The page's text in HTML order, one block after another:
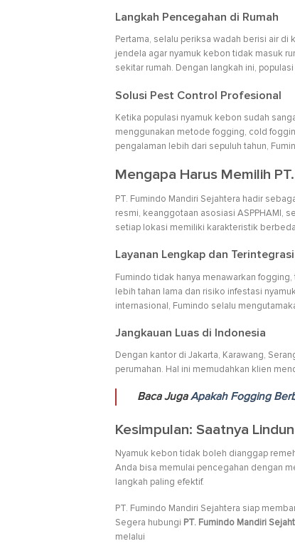
Langkah Pencegahan di Rumah
Pertama, selalu periksa wadah berisi air di
jendela agar nyamuk kebon tidak masuk
sekitar rumah. Dengan langkah ini,
Solusi Pest Control Profesional
Ketika populasi nyamuk kebon sudah
menggunakan metode fogging, cold
pengalaman lebih dari sepuluh tahun,
Mengapa Harus Memilih
PT. Fumindo Mandiri Sejahtera hadir
resmi, keanggotaan asosiasi ASPPHAMI,
setiap lokasi memiliki karakteristik
Layanan Lengkap dan Terintegrasi
Fumindo tidak hanya menawarkan
lebih tahan lama dan risiko infestasi
internasional, Fumindo selalu
Jangkauan Luas di Indonesia
Dengan kantor di Jakarta, Karawang,
perumahan. Hal ini memudahkan klien
Baca JugaApakah Fogging
Kesimpulan: Saatnya
Nyamuk kebon tidak boleh dianggap
Anda bisa memulai pencegahan dengan
langkah paling efektif.
PT. Fumindo Mandiri Sejahtera siap
Segera hubungi PT. Fumindo Mandiri
melalui